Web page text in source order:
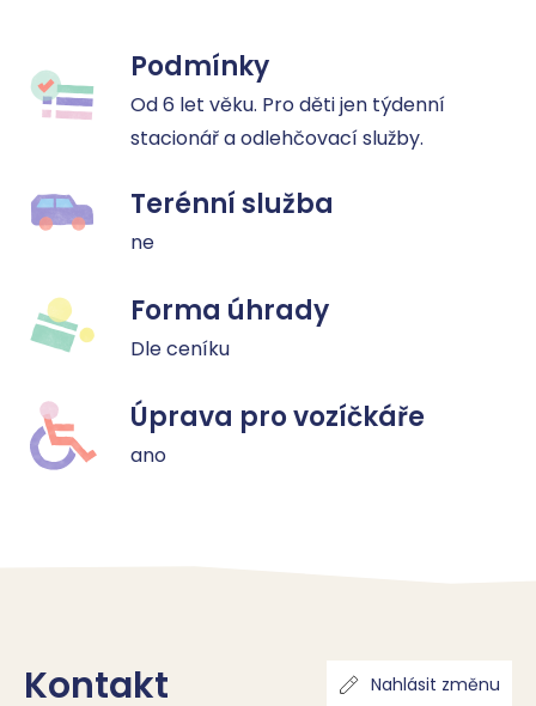
Podmínky
Od 6 let věku. Pro děti jen týdenní
stacionář a odlehčovací služby.
Terénní služba
ne
Forma úhrady
Dle ceníku
Úprava pro vozíčkáře
ano
Kontakt Nahlásit změnu